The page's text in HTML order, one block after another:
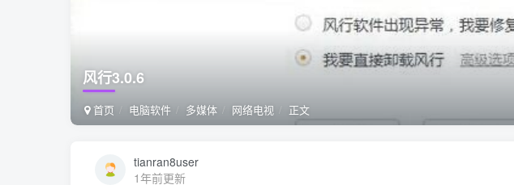
风行3.0.6
首页 电脑软件 多媒体 网络电视 正文
tianran8user
1年前更新